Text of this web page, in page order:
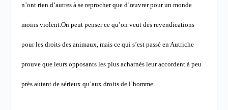
n’ont rien d’autres à se reprocher que d’œuvrer pour un monde
moins violent.On peut penser ce qu’on veut des revendications
pour les droits des animaux, mais ce qui s’est passé en Autriche
prouve que leurs opposants les plus acharnés leur accordent à peu
près autant de sérieux qu’aux droits de l’homme.